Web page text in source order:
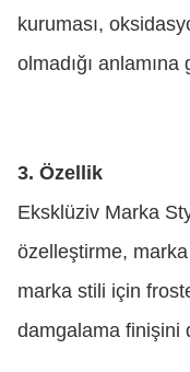
kuruması,
olmadığı anlamına
3. Özellik
Eksklüziv Marka
özelleştirme,
marka stili için
damgalama finişini